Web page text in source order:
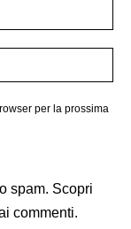
per la prossima
spam. Scopri
commenti.